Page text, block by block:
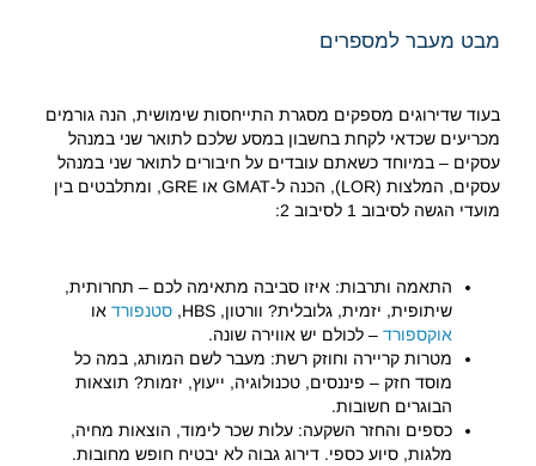
מבט מעבר למספרים
בעוד שדירוגים מספקים מסגרת התייחסות שימושית, הנה גורמים
מכריעים שכדאי לקחת בחשבון במסע שלכם לתואר שני במנהל
עסקים – במיוחד כשאתם עובדים על חיבורים לתואר שני במנהל
עסקים, המלצות (LOR), הכנה ל-GMAT או GRE, ומתלבטים בין
מועדי הגשה לסיבוב 1 לסיבוב 2:
התאמה ותרבות: איזו סביבה מתאימה לכם – תחרותית,
שיתופית, יזמית, גלובלית? וורטון, HBS,
סטנפורד או
אוקספורד – לכולם יש אווירה שונה.
מטרות קריירה וחוזק רשת: מעבר לשם המותג, במה כל
מוסד חזק – פיננסים, טכנולוגיה, ייעוץ, יזמות? תוצאות
הבוגרים חשובות.
כספים והחזר השקעה: עלות שכר לימוד, הוצאות מחיה,
מלגות, סיוע כספי. דירוג גבוה לא יבטיח חופש מחובות.